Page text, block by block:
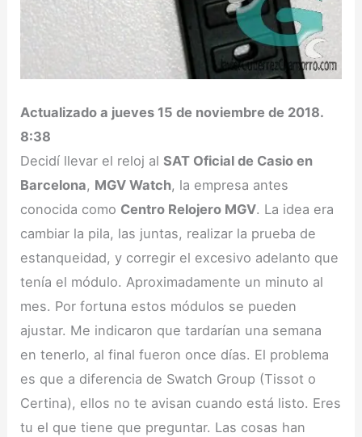
Actualizado a jueves 15 de noviembre de 2018.
8:38
Decidí llevar el reloj alSAT Oficial de Casio en
Barcelona, MGV Watch, la empresa antes
conocida como Centro Relojero MGV. La idea era
cambiar la pila, las juntas, realizar la prueba de
estanqueidad, y corregir el excesivo adelanto que
tenía el módulo. Aproximadamente un minuto al
mes. Por fortuna estos módulos se pueden
ajustar. Me indicaron que tardarían una semana
en tenerlo, al final fueron once días. El problema
es que a diferencia de Swatch Group (Tissot o
Certina), ellos no te avisan cuando está listo. Eres
tu el que tiene que preguntar. Las cosas han